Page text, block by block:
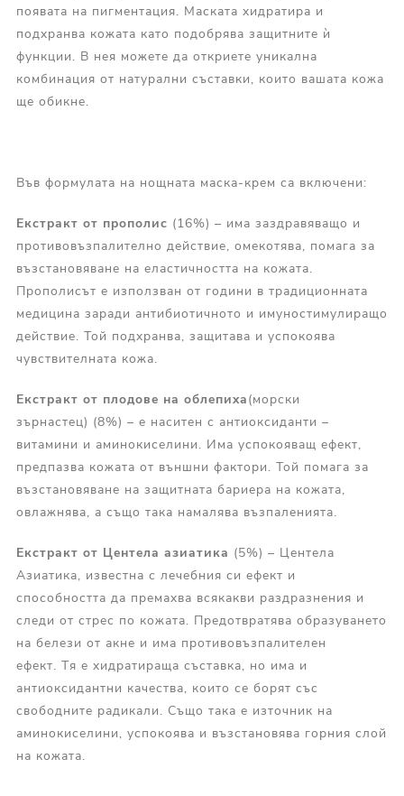
появата на пигментация. Маската хидратира и
подхранва кожата като подобрява защитните ѝ
функции. В нея можете да откриете уникална
комбинация от натурални съставки, които вашата кожа
ще обикне.
Във формулата на нощната маска-крем са включени:
Екстракт от прополис (16%) – има заздравяващо и
противовъзпалително действие, омекотява, помага за
възстановяване на еластичността на кожата.
Прополисът е използван от години в традиционната
медицина заради антибиотичното и имуностимулиращо
действие. Той подхранва, защитава и успокоява
чувствителната кожа.
Екстракт от плодове на облепиха(морски
зърнастец) (8%) – е наситен с антиоксиданти –
витамини и аминокиселини. Има успокояващ ефект,
предпазва кожата от външни фактори. Той помага за
възстановяване на защитната бариера на кожата,
овлажнява, а също така намалява възпаленията.
Екстракт от Центела азиатика (5%) – Центела
Азиатика, известна с лечебния си ефект и
способността да премахва всякакви раздразнения и
следи от стрес по кожата. Предотвратява образуването
на белези от акне и има противовъзпалителен
ефект. Тя е хидратираща съставка, но има и
антиоксидантни качества, които се борят със
свободните радикали. Също така е източник на
аминокиселини, успокоява и възстановява горния слой
на кожата.